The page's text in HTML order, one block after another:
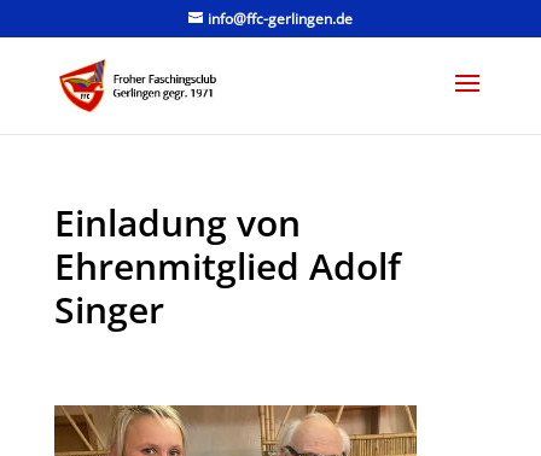
info@ffc-gerlingen.de
Einladung von
Ehrenmitglied Adolf
Singer